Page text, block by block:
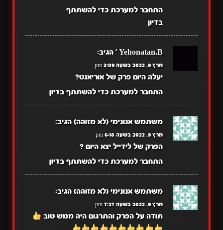
התחבר למערכת כדי להשתתף
בדיון
Yehonatan.B ' הגיב:
מרץ 9, 2022 בשעה 3:09 pm
יעלה היום פרק של אוריאנט?
התחבר למערכת כדי להשתתף בדיון
משתמש אנונימי (לא מזוהה) הגיב:
מרץ 9, 2022 בשעה 6:18 pm
הפרק של לידייל יצא היום ?
התחבר למערכת כדי להשתתף בדיון
משתמש אנונימי (לא מזוהה) הגיב:
מרץ 9, 2022 בשעה 7:27 pm
תודה על הפרק והתרגום היה ממש טוב